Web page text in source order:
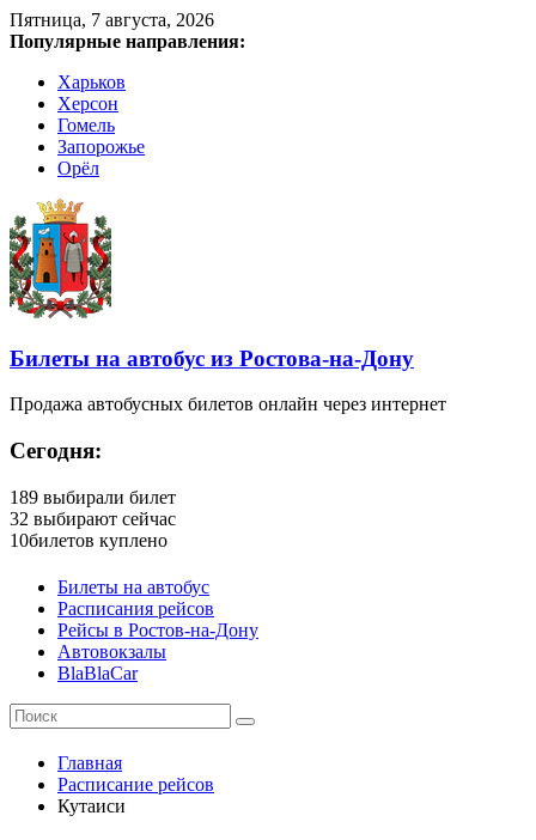
Пятница, 7 августа, 2026
Популярные направления:
Харьков
Херсон
Гомель
Запорожье
Орёл
Билеты на автобус из Ростова-на-Дону
Продажа автобусных билетов онлайн через интернет
Сегодня:
189 выбирали билет
32 выбирают сейчас
10билетов куплено
Билеты на автобус
Расписания рейсов
Рейсы в Ростов-на-Дону
Автовокзалы
BlaBlaCar
Главная
Расписание рейсов
Кутаиси